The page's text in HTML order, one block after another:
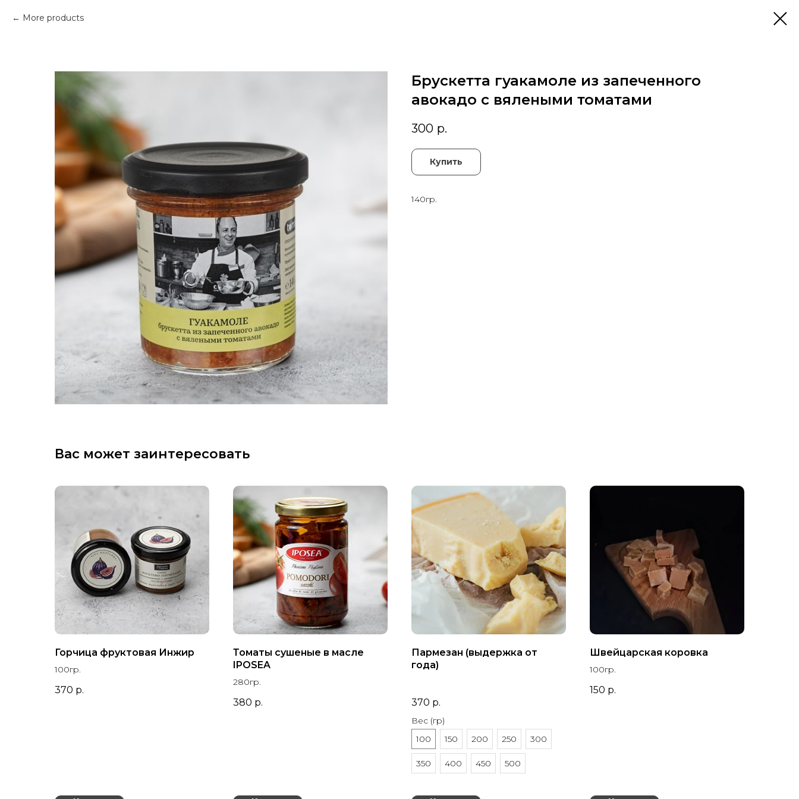
More products
Брускетта гуакамоле из запеченного
авокадо с вялеными томатами
300 р.
Купить
140гр.
Вас может заинтересовать
Горчица фруктовая Инжир
100гр.
370 р.
Томаты сушеные в масле
IPOSEA
280гр.
380 р.
Пармезан (выдержка от
года)
370 р.
Вес (гр)
100
150 200 250 300
350 400 450 500
Швейцарская коровка
100гр.
150 р.